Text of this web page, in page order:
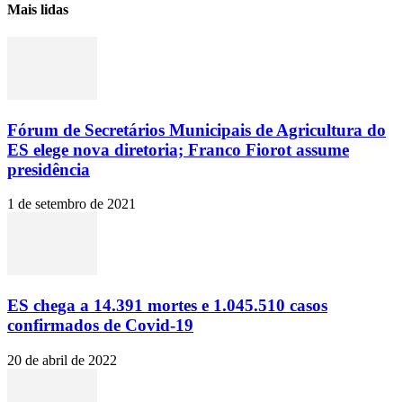
Mais lidas
Fórum de Secretários Municipais de Agricultura do
ES elege nova diretoria; Franco Fiorot assume
presidência
1 de setembro de 2021
ES chega a 14.391 mortes e 1.045.510 casos
confirmados de Covid-19
20 de abril de 2022